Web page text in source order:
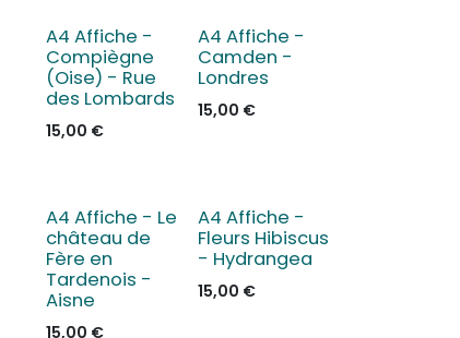
A4 Affiche -
Compiègne
(Oise) - Rue
des Lombards
15,00 €
A4 Affiche -
Camden -
Londres
15,00 €
A4 Affiche - Le
château de
Fère en
Tardenois -
Aisne
15,00 €
A4 Affiche -
Fleurs Hibiscus
- Hydrangea
15,00 €